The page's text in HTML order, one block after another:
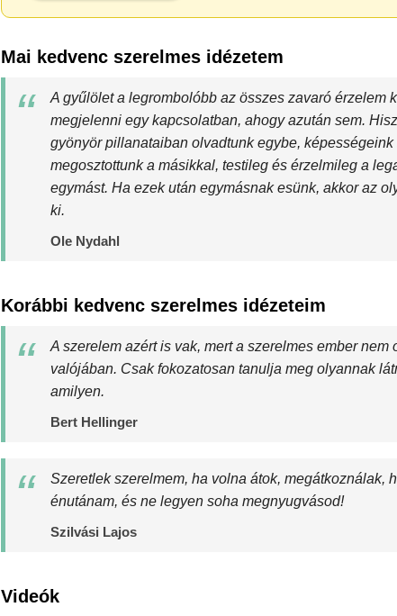
Mai kedvenc szerelmes idézetem
A gyűlölet a legrombolóbb az összes zavaró érzelem
megjelenni egy kapcsolatban, ahogy azután sem.
gyönyör pillanataiban olvadtunk egybe,
megosztottunk a másikkal, testileg és érzelmileg a
egymást. Ha ezek után egymásnak esünk, akkor az
ki.
Ole Nydahl
Korábbi kedvenc szerelmes idézeteim
A szerelem azért is vak, mert a szerelmes ember
valójában. Csak fokozatosan tanulja meg olyannak
amilyen.
Bert Hellinger
Szeretlek szerelmem, ha volna átok, megátkoználak,
énutánam, és ne legyen soha megnyugvásod!
Szilvási Lajos
Videók